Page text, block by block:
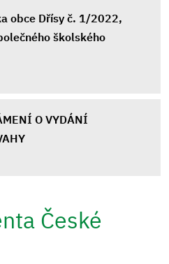
obce Dřísy č. 1/2022,
školského
O VYDÁNÍ
České